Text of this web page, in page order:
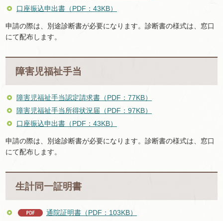
口座振込申出書（PDF：43KB）
申請の際は、別途診断書が必要になります。診断書の様式は、窓口
にて配布します。
障害児福祉手当
障害児福祉手当認定請求書（PDF：77KB）
障害児福祉手当所得状況届（PDF：97KB）
口座振込申出書（PDF：43KB）
申請の際は、別途診断書が必要になります。診断書の様式は、窓口
にて配布します。
生計同一証明書
通院証明書（PDF：103KB）